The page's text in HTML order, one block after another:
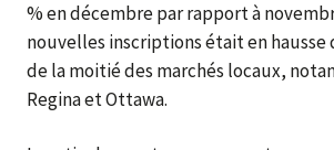
% en décembre par rapport à
nouvelles inscriptions était en hausse
de la moitié des marchés locaux,
Regina et Ottawa.